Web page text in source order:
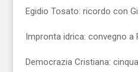
Egidio Tosato: ricordo con
Impronta idrica: convegno a
Democrazia Cristiana: